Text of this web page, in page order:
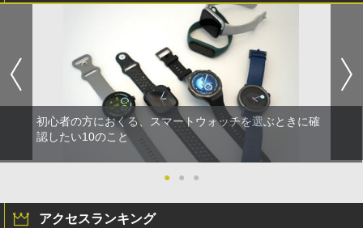
初心者の方におくる、スマートウォッチを選ぶときに確
認したい10のこと
● ● ●
アクセスランキング